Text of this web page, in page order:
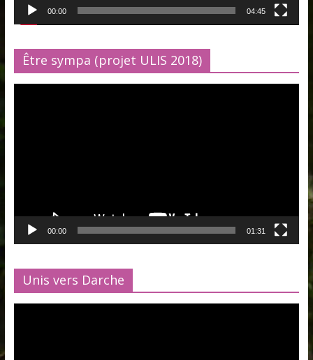
00:00 04:45
Être sympa (projet ULIS 2018)
00:00 01:31
Unis vers Darche